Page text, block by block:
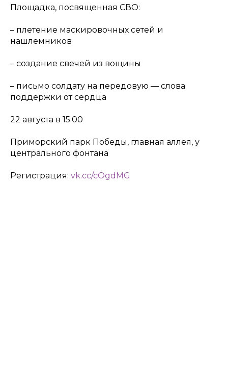
Площадка, посвященная СВО:
– плетение маскировочных сетей и
нашлемников
– создание свечей из вощины
– письмо солдату на передовую — слова
поддержки от сердца
22 августа в 15:00
Приморский парк Победы, главная аллея, у
центрального фонтана
Регистрация: vk.cc/cOgdMG